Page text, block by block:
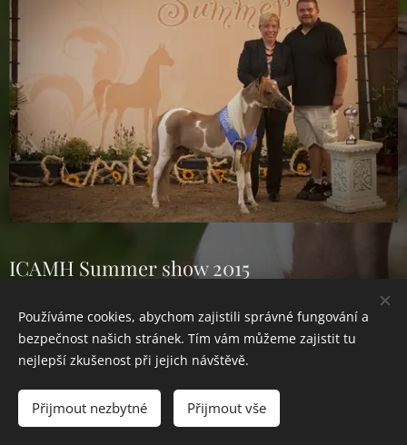
ICAMH Summer show 2015
rozhodčí : Eli Westerlaken
CHAMPION AOTE Junior Stallions Lvl.2
Používáme cookies, abychom zajistili správné fungování a
bezpečnost našich stránek. Tím vám můžeme zajistit tu
nejlepší zkušenost při jejich návštěvě.
Přijmout nezbytné Přijmout vše